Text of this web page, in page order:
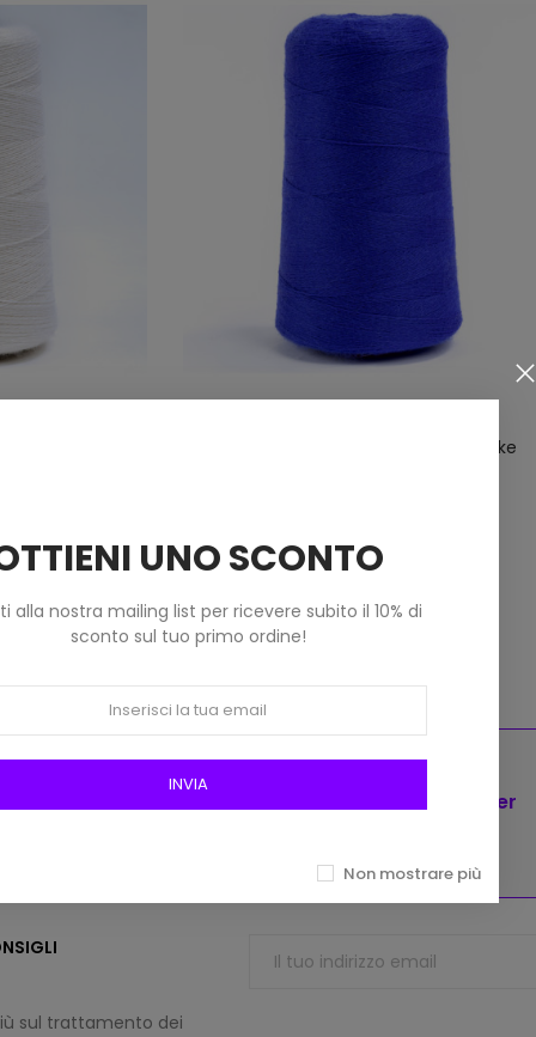
Silke
Filato Per Macchina Habsbourg Silke
Registrati alla newsletter
sul trattamento dei
UNO SCONTO
alla nostra mailing list per ricevere subito il 10% di
sconto sul tuo primo ordine!
INVIA
Non mostrare più